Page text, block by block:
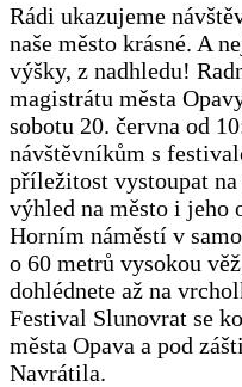
Rádi ukazujeme
naše město krásné. A
výšky, z nadhledu!
magistrátu města
sobotu 20. června od
návštěvníkům s
příležitost vystoupat
výhled na město i jeho
Horním náměstí v
o 60 metrů vysokou
dohlédnete až na
Festival Slunovrat se
města Opava a pod
Navrátila.